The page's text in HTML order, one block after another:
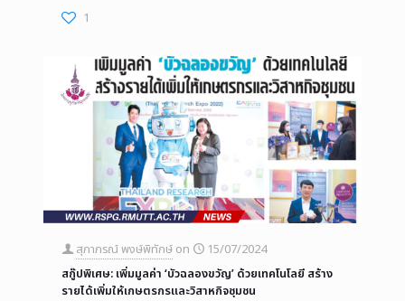
1
สุภาภรณ์ พงษ์พิทักษ์ on
15/07/2024
สกู๊ปพิเศษ: เพิ่มมูลค่า ‘บัวฉลองขวัญ’ ด้วยเทคโนโลยี สร้าง
รายได้เพิ่มให้เกษตรกรและวิสาหกิจชุมชน